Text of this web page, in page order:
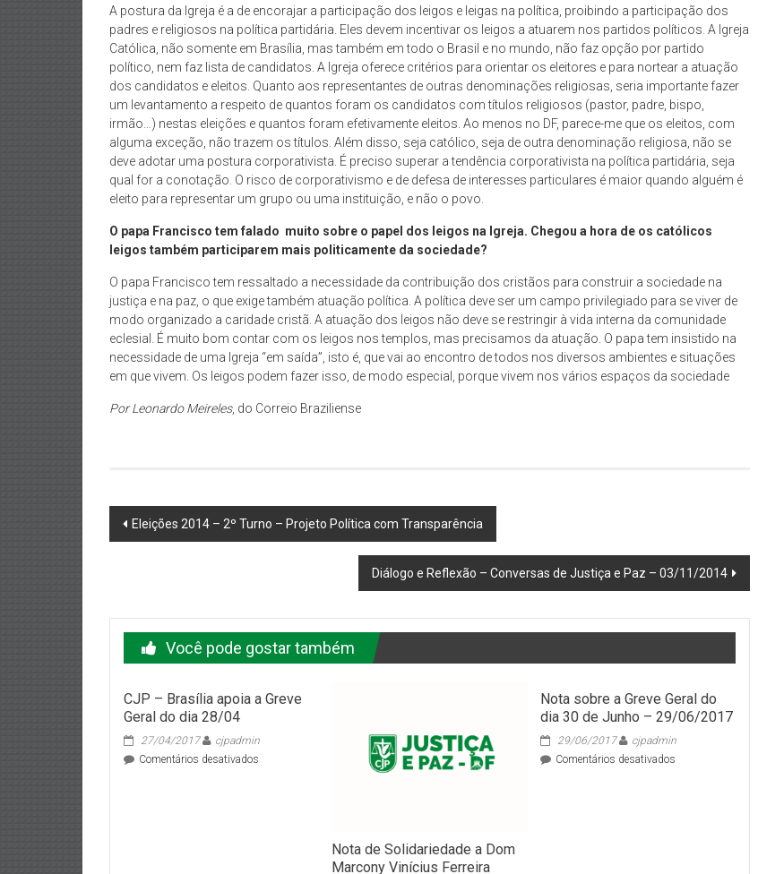
A postura da Igreja é a de encorajar a participação dos leigos e leigas na política, proibindo a participação dos
padres e religiosos na política partidária. Eles devem incentivar os leigos a atuarem nos partidos políticos. A Igreja
Católica, não somente em Brasília, mas também em todo o Brasil e no mundo, não faz opção por partido
político, nem faz lista de candidatos. A Igreja oferece critérios para orientar os eleitores e para nortear a atuação
dos candidatos e eleitos. Quanto aos representantes de outras denominações religiosas, seria importante fazer
um levantamento a respeito de quantos foram os candidatos com títulos religiosos (pastor, padre, bispo,
irmão…) nestas eleições e quantos foram efetivamente eleitos. Ao menos no DF, parece-me que os eleitos, com
alguma exceção, não trazem os títulos. Além disso, seja católico, seja de outra denominação religiosa, não se
deve adotar uma postura corporativista. É preciso superar a tendência corporativista na política partidária, seja
qual for a conotação. O risco de corporativismo e de defesa de interesses particulares é maior quando alguém é
eleito para representar um grupo ou uma instituição, e não o povo.
O papa Francisco tem falado muito sobre o papel dos leigos na Igreja. Chegou a hora de os católicos
leigos também participarem mais politicamente da sociedade?
O papa Francisco tem ressaltado a necessidade da contribuição dos cristãos para construir a sociedade na
justiça e na paz, o que exige também atuação política. A política deve ser um campo privilegiado para se viver de
modo organizado a caridade cristã. A atuação dos leigos não deve se restringir à vida interna da comunidade
eclesial. É muito bom contar com os leigos nos templos, mas precisamos da atuação. O papa tem insistido na
necessidade de uma Igreja “em saída”, isto é, que vai ao encontro de todos nos diversos ambientes e situações
em que vivem. Os leigos podem fazer isso, de modo especial, porque vivem nos vários espaços da sociedade
Por Leonardo Meireles, do Correio Braziliense
Navegação
Eleições 2014 – 2º Turno – Projeto Política com Transparência
Diálogo e Reflexão – Conversas de Justiça e Paz – 03/11/2014
Você pode gostar também
CJP – Brasília apoia a Greve
Geral do dia 28/04
27/04/2017
cjpadmin
Comentários desativados
Nota de Solidariedade a Dom
Marcony Vinícius Ferreira
Nota sobre a Greve Geral do
dia 30 de Junho – 29/06/2017
29/06/2017
cjpadmin
Comentários desativadosem